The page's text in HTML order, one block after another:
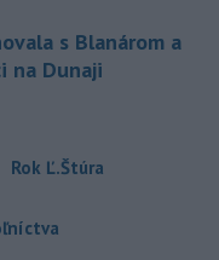
s Blanárom a
na Dunaji
Rok Ľ.Štúra